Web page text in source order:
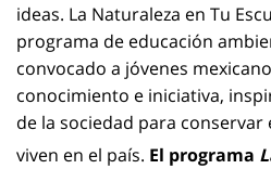
ideas. La Naturaleza en Tu
programa de educación
convocado a jóvenes
conocimiento e iniciativa,
de la sociedad para conservar
viven en el país. El programa